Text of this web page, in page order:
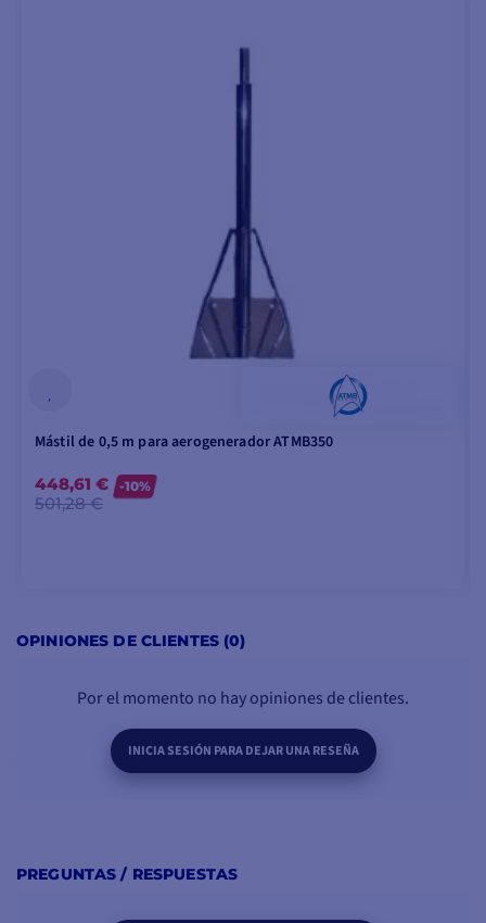
El aerogenerador se
conecta al regulador
mediante 3 cables. El
regulador dispone de un
interruptor de parada
que permite realizar
trabajos de
mantenimiento.
Pintura epoxi impermeable
Potencia máxima: 350 vatios a
Protección de la batería con
1 - Aerogenerador 350
1 - Regulador híbrido
1 - Documentación PDF
Mástil de 0,5 m para aerogenerador ATMB350
448,61 €
501,28 €
-10%
OPINIONES DE CLIENTES (0)
Por el momento no hay opiniones de clientes.
INICIA SESIÓN PARA DEJAR UNA RESEÑA
PREGUNTAS / RESPUESTAS